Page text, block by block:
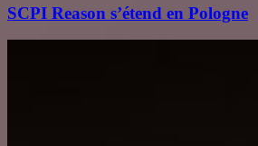
SCPI Reason s’étend en Pologne